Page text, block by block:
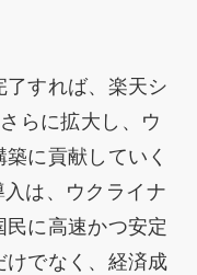
すれば、楽天シ
らに拡大し、ウ
に貢献していく
は、ウクライナ
に高速かつ安定
けでなく、経済成